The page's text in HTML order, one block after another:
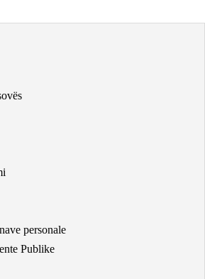
personale
Publike